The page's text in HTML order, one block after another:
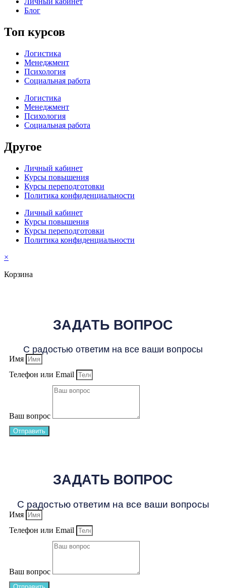
Блог
Топ курсов
Логистика
Менеджмент
Психология
Социальная работа
Логистика
Менеджмент
Психология
Социальная работа
Другое
Личный кабинет
Курсы повышения
Курсы переподготовки
Политика конфиденциальности
Личный кабинет
Курсы повышения
Курсы переподготовки
Политика конфиденциальности
×
Корзина
ЗАДАТЬ ВОПРОС
С радостью ответим на все ваши вопросы
Имя
Телефон или Email
Ваш вопрос
Отправить
ЗАДАТЬ ВОПРОС
С радостью ответим на все ваши вопросы
Имя
Телефон или Email
Ваш вопрос